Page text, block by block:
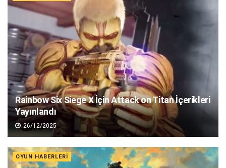
Rainbow Six Siege X İçin Attack on Titan İçerikleri
Yayınlandı
26/12/2025
OYUN HABERLERI